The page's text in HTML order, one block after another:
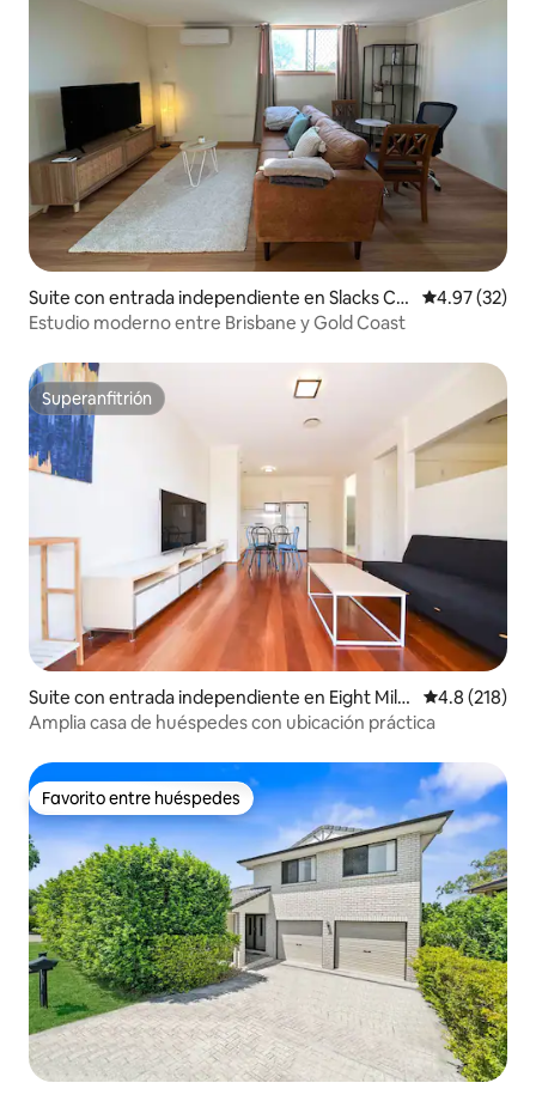
Suite con entrada independiente en Slacks Cr
eek
Calificación
4.97 (32)
Estudio moderno entre Brisbane y Gold Coast
Superanfitrión
Superanfitrión
Suite con entrada independiente en Eight Mile
Plains
Calificación
4.8 (218)
Amplia casa de huéspedes con ubicación práctica
Favorito entre huéspedes
Favorito entre huéspedes